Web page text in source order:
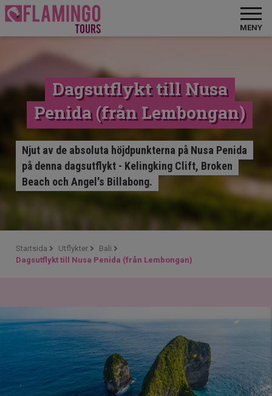
MENY
Dagsutflykt till Nusa
Penida (från Lembongan)
Njut av de absoluta höjdpunkterna på Nusa Penida
på denna dagsutflykt - Kelingking Clift, Broken
Beach och Angel's Billabong.
Startsida Utflykter
Bali
Dagsutflykt till Nusa Penida (från Lembongan)